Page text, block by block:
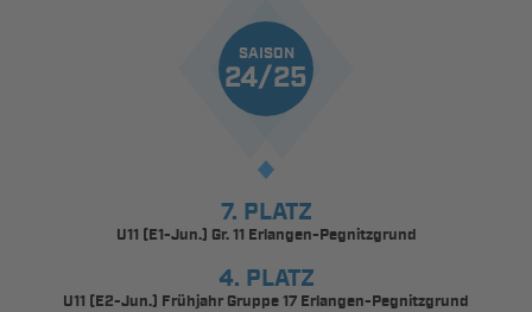
SAISON
24/25
7. PLATZ
U11 (E1-Jun.) Gr. 11 Erlangen-Pegnitzgrund
4. PLATZ
U11 (E2-Jun.) Frühjahr Gruppe 17 Erlangen-Pegnitzgrund